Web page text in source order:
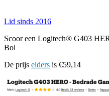
Lid sinds 2016
Scoor een Logitech® G403
Bol
De prijs elders is €59,14